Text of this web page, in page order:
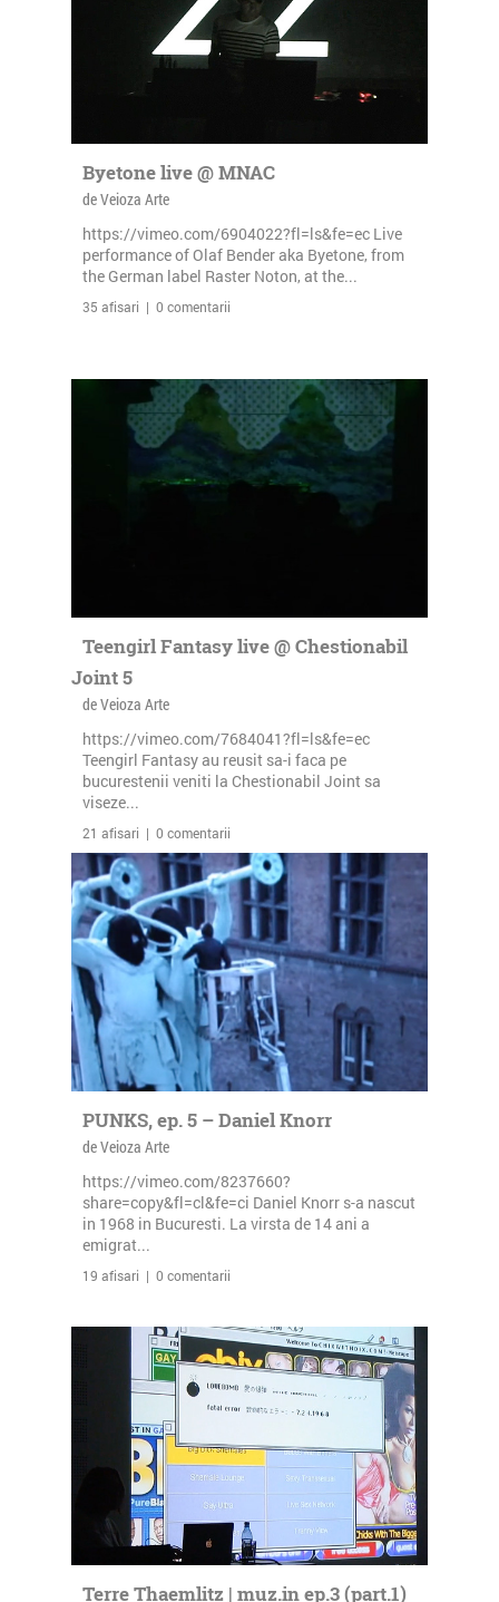
Byetone live @ MNAC
de Veioza Arte
https://vimeo.com/6904022?fl=ls&fe=ec Live
performance of Olaf Bender aka Byetone, from
the German label Raster Noton, at the...
35 afisari | 0 comentarii
Teengirl Fantasy live @ Chestionabil
Joint 5
de Veioza Arte
https://vimeo.com/7684041?fl=ls&fe=ec
Teengirl Fantasy au reusit sa-i faca pe
bucurestenii veniti la Chestionabil Joint sa
viseze...
21 afisari | 0 comentarii
PUNKS, ep. 5 – Daniel Knorr
de Veioza Arte
https://vimeo.com/8237660?
share=copy&fl=cl&fe=ci Daniel Knorr s-a nascut
in 1968 in Bucuresti. La virsta de 14 ani a
emigrat...
19 afisari | 0 comentarii
Terre Thaemlitz | muz.in ep.3 (part.1)